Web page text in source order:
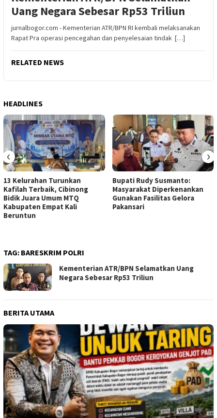
Uang Negara Sebesar Rp53 Triliun
jurnalbogor.com - Kementerian ATR/BPN RI kembali melaksanakan
Rapat Pra operasi pencegahan dan penyelesaian tindak […]
RELATED NEWS
HEADLINES
13 Kelurahan Turunkan
Kafilah Terbaik, Cibinong
Bidik Juara Umum MTQ
Kabupaten Empat Kali
Beruntun
Bupati Rudy Susmanto:
Masyarakat Diperkenankan
Gunakan Fasilitas Gelora
Pakansari
‹ ›
TAG: BARESKRIM POLRI
Kementerian ATR/BPN Selamatkan Uang
Negara Sebesar Rp53 Triliun
BERITA UTAMA